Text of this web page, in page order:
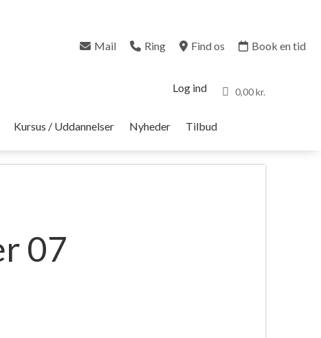
Mail Ring Find os Book en tid
Log ind 0,00 kr.
Kursus / Uddannelser Nyheder Tilbud
07